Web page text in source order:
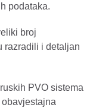
podataka.
broj
razradili i detaljan
PVO sistema